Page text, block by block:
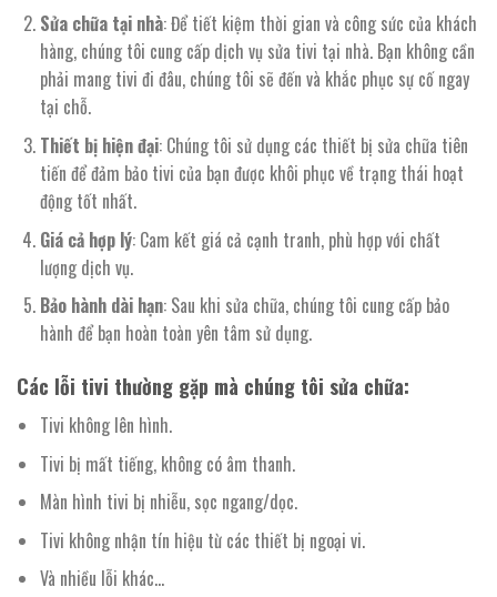
Sửa chữa tại nhà: Để tiết kiệm thời gian và công sức của khách
hàng, chúng tôi cung cấp dịch vụ sửa tivi tại nhà. Bạn không cần
phải mang tivi đi đâu, chúng tôi sẽ đến và khắc phục sự cố ngay
tại chỗ.
Thiết bị hiện đại: Chúng tôi sử dụng các thiết bị sửa chữa tiên
tiến để đảm bảo tivi của bạn được khôi phục về trạng thái hoạt
động tốt nhất.
Giá cả hợp lý: Cam kết giá cả cạnh tranh, phù hợp với chất
lượng dịch vụ.
Bảo hành dài hạn: Sau khi sửa chữa, chúng tôi cung cấp bảo
hành để bạn hoàn toàn yên tâm sử dụng.
Các lỗi tivi thường gặp mà chúng tôi sửa chữa:
Tivi không lên hình.
Tivi bị mất tiếng, không có âm thanh.
Màn hình tivi bị nhiễu, sọc ngang/dọc.
Tivi không nhận tín hiệu từ các thiết bị ngoại vi.
Và nhiều lỗi khác…